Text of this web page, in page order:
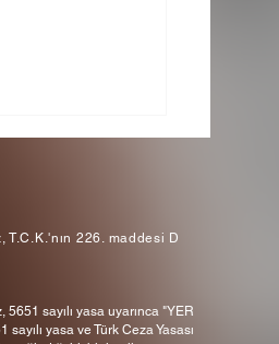
226. maddesi D
sayılı yasa uyarınca "YER
yasa ve Türk Ceza Yasası